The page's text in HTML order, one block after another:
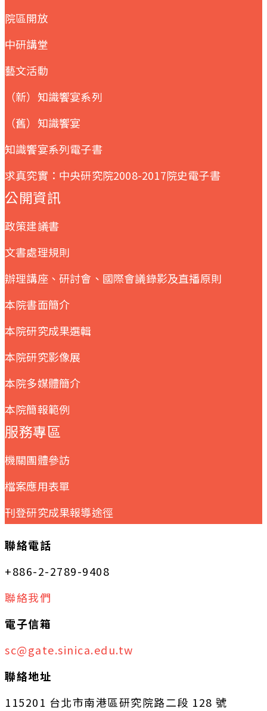
院區開放
中研講堂
藝文活動
（新）知識饗宴系列
（舊）知識饗宴
知識饗宴系列電子書
求真究實：中央研究院2008-2017院史電子書
公開資訊
政策建議書
文書處理規則
辦理講座、研討會、國際會議錄影及直播原則
本院書面簡介
本院研究成果選輯
本院研究影像展
本院多媒體簡介
本院簡報範例
服務專區
機關團體參訪
檔案應用表單
刊登研究成果報導途徑
聯絡電話
+886-2-2789-9408
聯絡我們
電子信箱
sc@gate.sinica.edu.tw
聯絡地址
115201 台北市南港區研究院路二段 128 號